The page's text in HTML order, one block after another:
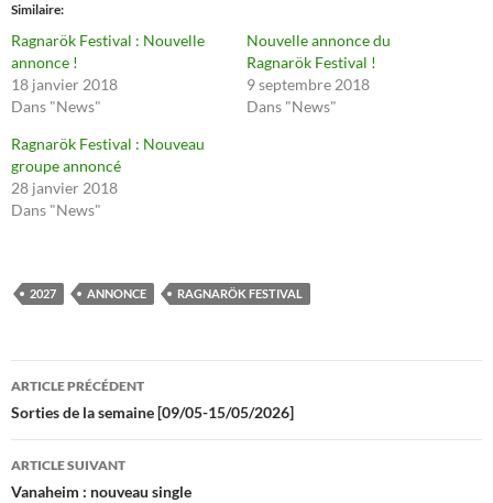
Similaire
Ragnarök Festival : Nouvelle
annonce !
18 janvier 2018
Dans "News"
Nouvelle annonce du
Ragnarök Festival !
9 septembre 2018
Dans "News"
Ragnarök Festival : Nouveau
groupe annoncé
28 janvier 2018
Dans "News"
2027 ANNONCE RAGNARÖK FESTIVAL
Navigation
des
articles
ARTICLE PRÉCÉDENT
Sorties de la semaine [09/05-15/05/2026]
ARTICLE SUIVANT
Vanaheim : nouveau single